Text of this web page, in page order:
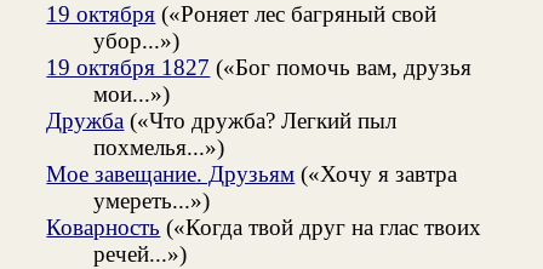
19 октября («Роняет лес багряный свой
убор...»)
19 октября 1827 («Бог помочь вам, друзья
мои...»)
Дружба («Что дружба? Легкий пыл
похмелья...»)
Мое завещание. Друзьям («Хочу я завтра
умереть...»)
Коварность («Когда твой друг на глас твоих
речей...»)